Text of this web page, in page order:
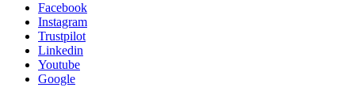
Facebook
Instagram
Trustpilot
Linkedin
Youtube
Google